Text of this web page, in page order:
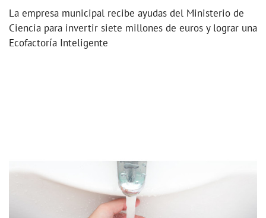
La empresa municipal recibe ayudas del Ministerio de
Ciencia para invertir siete millones de euros y lograr una
Ecofactoría Inteligente